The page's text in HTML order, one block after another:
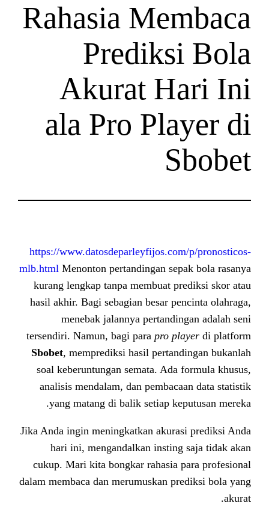
Rahasia
Akurat
ala Pro
https://
mlb.htmlMenonton pertandingan
kurang lengkap tanpa membuat
hasil akhir. Bagi sebagian besar
menebak jalannya
tersendiri. Namun, bagi parapro
Sbobet, memprediksi hasil
soal keberuntungan semata.
analisis mendalam, dan
yang matang di balik setiap
Jika Anda ingin meningkatkan
hari ini, mengandalkan
cukup. Mari kita bongkar
dalam membaca dan merumuskan